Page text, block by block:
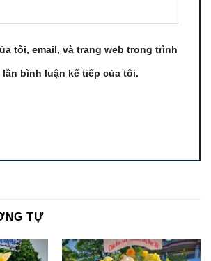
tôi, email, và trang web trong trình
bình luận kế tiếp của tôi.
TỰ